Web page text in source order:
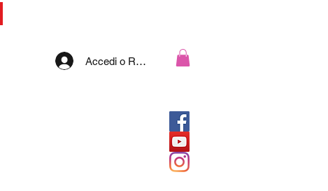
Accedi o Registrati